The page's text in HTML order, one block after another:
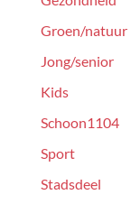
Groen/natuur
Jong/senior
Kids
Schoon1104
Sport
Stadsdeel